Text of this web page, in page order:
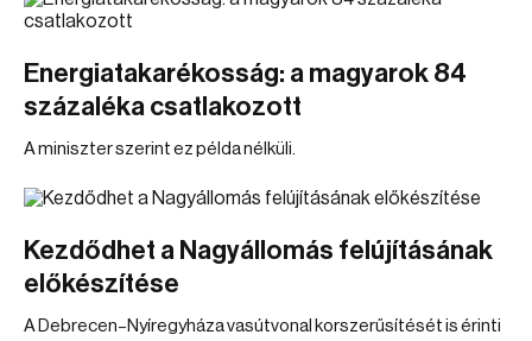
Energiatakarékosság: a magyarok 84
százaléka csatlakozott
A miniszter szerint ez példa nélküli.
Kezdődhet a Nagyállomás felújításának
előkészítése
A Debrecen–Nyíregyháza vasútvonal korszerűsítését is érinti